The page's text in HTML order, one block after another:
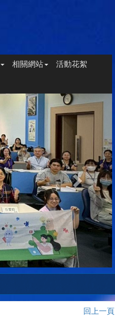
相關網站 活動花絮
Next
回上一頁